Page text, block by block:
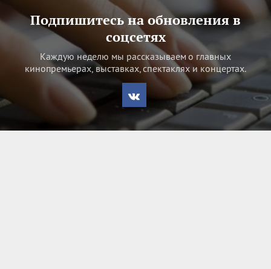
Подпишитесь на обновления в
соцсетях
Каждую неделю мы рассказываем о главных
кинопремьерах, выставках, спектаклях и концертах.